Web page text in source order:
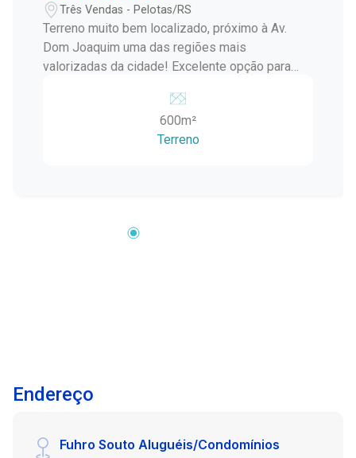
Três Vendas - Pelotas/RS
Terreno muito bem localizado, próximo à Av.
Dom Joaquim uma das regiões mais
valorizadas da cidade! Excelente opção para
potencial de valorização. Região com fácil
acesso, infraestrutura completa, comércios,
escolas e grande fluxo. Localização estratégica
600m²
Terreno
Endereço
Fuhro Souto Aluguéis/Condomínios